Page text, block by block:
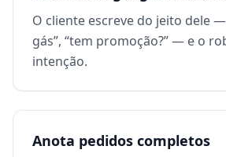
O cliente escreve do jeito dele
gás”, “tem promoção?” — e o
intenção.
Anota pedidos completos